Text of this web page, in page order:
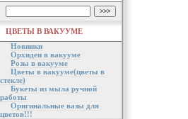
ЦВЕТЫ В ВАКУУМЕ
Новинки
Орхидеи в вакууме
Розы в вакууме
Цветы в вакууме(цветы в
стекле)
Букеты из мыла ручной
работы
Оригинальные вазы для
цветов!!!